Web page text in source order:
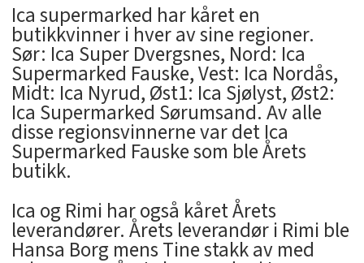
Ica supermarked har kåret en
butikkvinner i hver av sine regioner.
Sør: Ica Super Dvergsnes, Nord: Ica
Supermarked Fauske, Vest: Ica Nordås,
Midt: Ica Nyrud, Øst1: Ica Sjølyst, Øst2:
Ica Supermarked Sørumsand. Av alle
disse regionsvinnerne var det Ica
Supermarked Fauske som ble Årets
butikk.
Ica og Rimi har også kåret Årets
leverandører. Årets leverandør i Rimi ble
Hansa Borg mens Tine stakk av med